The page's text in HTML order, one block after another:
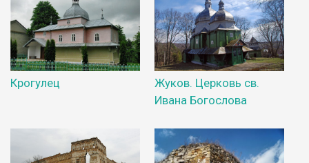
Крогулец
Жуков. Церковь св.
Ивана Богослова